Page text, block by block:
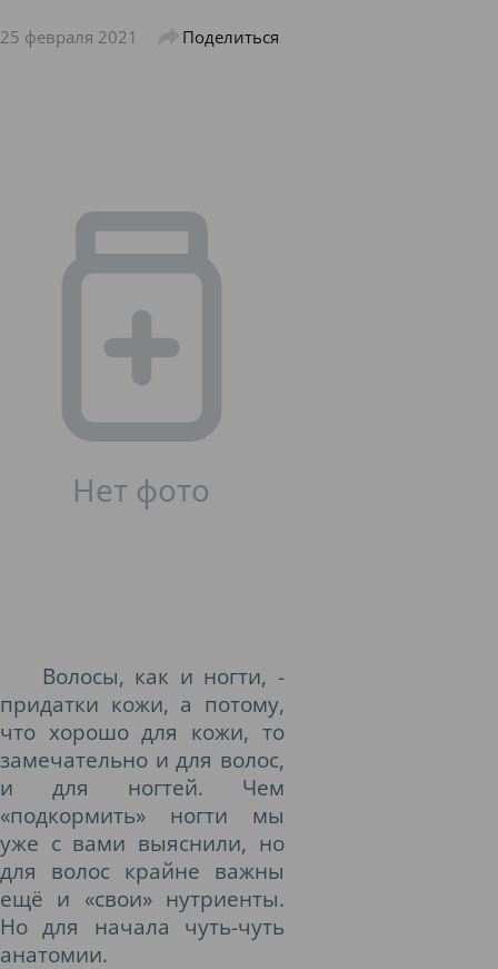
25 февраля 2021 Поделиться
Волосы, как и ногти, -
придатки кожи, а потому,
что хорошо для кожи, то
замечательно и для волос,
и для ногтей. Чем
«подкормить» ногти мы
уже с вами выяснили, но
для волос крайне важны
ещё и «свои» нутриенты.
Но для начала чуть-чуть
анатомии.